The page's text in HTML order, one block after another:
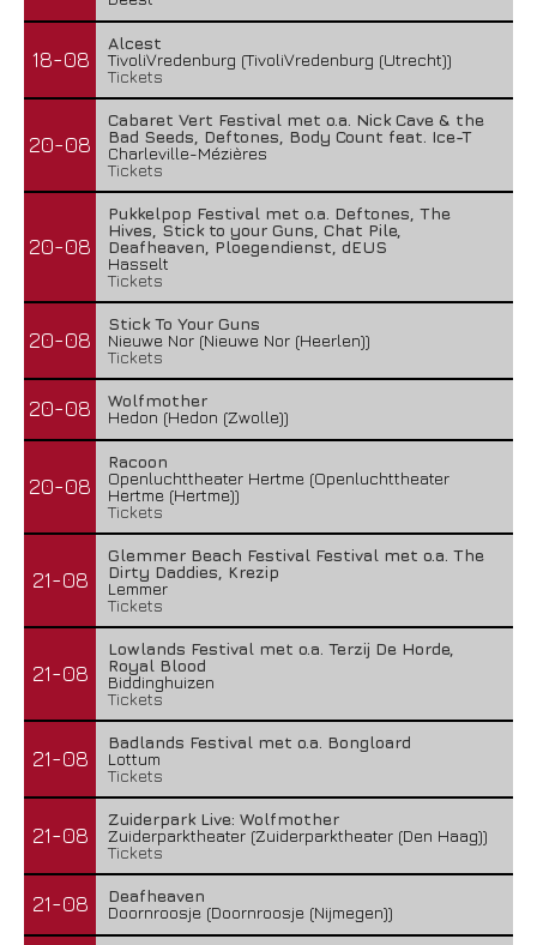
18-08
Alcest
TivoliVredenburg (TivoliVredenburg (Utrecht))
Tickets
20-08
Cabaret Vert Festival met o.a. Nick Cave & the
Bad Seeds, Deftones, Body Count feat. Ice-T
Charleville-Mézières
Tickets
20-08
Pukkelpop Festival met o.a. Deftones, The
Hives, Stick to your Guns, Chat Pile,
Deafheaven, Ploegendienst, dEUS
Hasselt
Tickets
20-08
Stick To Your Guns
Nieuwe Nor (Nieuwe Nor (Heerlen))
Tickets
20-08
Wolfmother
Hedon (Hedon (Zwolle))
20-08
Racoon
Openluchttheater Hertme (Openluchttheater
Hertme (Hertme))
Tickets
21-08
Glemmer Beach Festival Festival met o.a. The
Dirty Daddies, Krezip
Lemmer
Tickets
21-08
Lowlands Festival met o.a. Terzij De Horde,
Royal Blood
Biddinghuizen
Tickets
21-08
Badlands Festival met o.a. Bongloard
Lottum
Tickets
21-08
Zuiderpark Live: Wolfmother
Zuiderparktheater (Zuiderparktheater (Den Haag))
Tickets
21-08
Deafheaven
Doornroosje (Doornroosje (Nijmegen))